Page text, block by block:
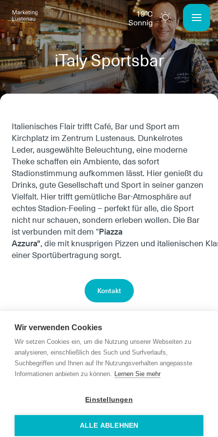
19°C
sonnig
iTaly Sportsbar
Italienisches Flair trifft Café, Bar und Sport am
Kirchplatz im Zentrum Lustenaus. Dunkelrotes
Leder, ausgewählte Beleuchtung, eine moderne
Theke schaffen ein Ambiente, das sofort
Stadionstimmung aufkommen lässt. Hier genießt du
Drinks, gute Gesellschaft und Sport in seiner ganzen
Vielfalt. Hier trifft gemütliche Bar‑Atmosphäre auf
echtes Stadion‑Feeling – perfekt für alle, die Sport
nicht nur schauen, sondern erleben wollen. Die Bar
ist verbunden mit dem "Piazza
Azzura", die mit knusprigen Pizzen und italienischen
einer Sportübertragung sorgt.
Kontakt
Links
Wir verwenden Cookies
Wir setzen Cookies ein, um die Nutzung unserer Webseiten zu
analysieren, einschließlich des Such und Surfverlaufs,
Suchbegriffen und Ihnen auf Ihr Nutzungsverhalten angepasste
Informationen anbieten zu können. Lernen Sie mehr
Einstellungen
ALLE ABLEHNEN